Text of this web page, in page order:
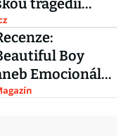
tragédii
Kursk
Boy
Emocionální
strastí